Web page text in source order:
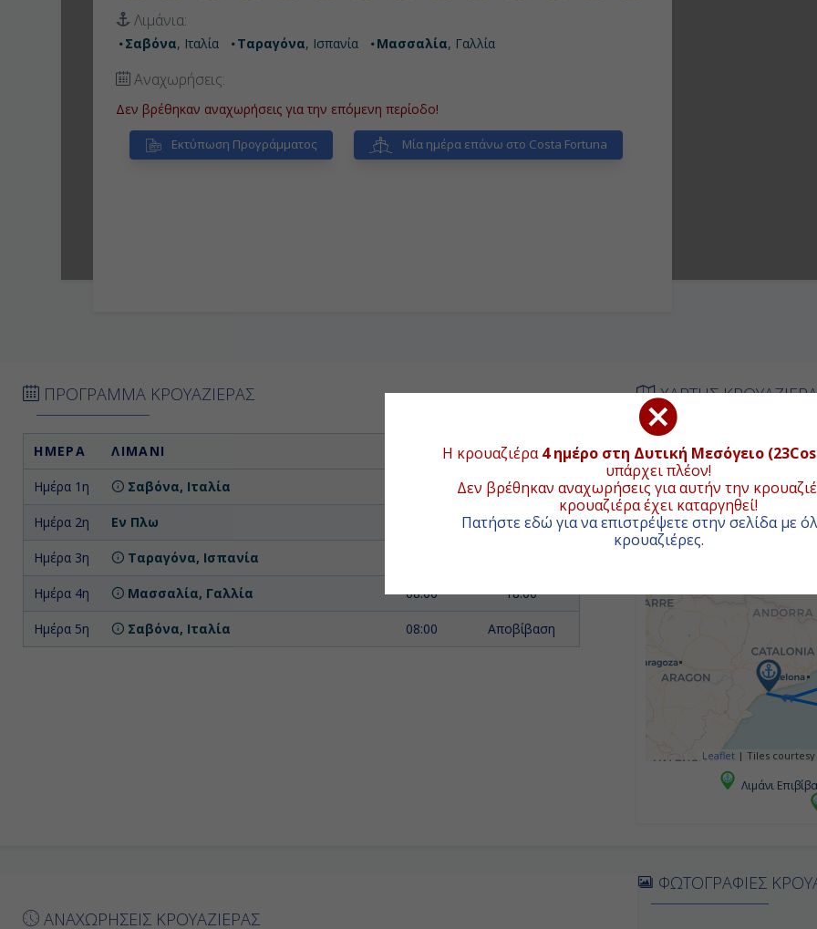
Η κρουαζιέρα4 ημέρο στη Δυτική Μεσόγειο
υπάρχει πλέον!
Δεν βρέθηκαν αναχωρήσεις για αυτήν την
κρουαζιέρα έχει καταργηθεί!
Πατήστε εδώ για να επιστρέψετε στην σελίδα με
κρουαζιέρες.
Λιμάνια:
Σαβόνα, Ιταλία Ταραγόνα, Ισπανία Μασσαλία, Γαλλία
Αναχωρήσεις:
Δεν βρέθηκαν αναχωρήσεις για την επόμενη περίοδο!
Εκτύπωση Προγράμματος Μία ημέρα επάνω στο Costa Fortuna
ΠΡΟΓΡΑΜΜΑ ΚΡΟΥΑΖΙΕΡΑΣ
ΗΜΕΡΑ ΛΙΜΑΝΙ ΑΦΙΞΗ ΑΝΑΧΩΡΗΣΗ
Ημέρα 1η Σαβόνα, Ιταλία 18:00
Ημέρα 2η Εν Πλω -
Ημέρα 3η Ταραγόνα, Ισπανία
Ημέρα 4η Μασσαλία, Γαλλία 08:00 18:00
Ημέρα 5η Σαβόνα, Ιταλία 08:00 Αποβίβαση
ΧΑΡΤΗΣ
+
−
Leaflet | Tiles
Λιμάνι
ΑΝΑΧΩΡΗΣΕΙΣ ΚΡΟΥΑΖΙΕΡΑΣ
ΦΩΤΟΓΡΑΦΙΕΣ